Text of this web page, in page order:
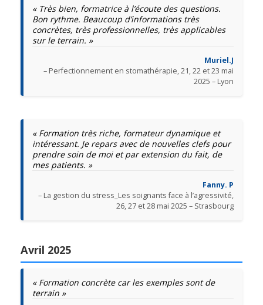
« Très bien, formatrice à l’écoute des questions.
Bon rythme. Beaucoup d’informations très
concrètes, très professionnelles, très applicables
sur le terrain. »
Muriel.J
– Perfectionnement en stomathérapie, 21, 22 et 23 mai
2025 – Lyon
« Formation très riche, formateur dynamique et
intéressant. Je repars avec de nouvelles clefs pour
prendre soin de moi et par extension du fait, de
mes patients. »
Fanny. P
– La gestion du stress_Les soignants face à l’agressivité,
26, 27 et 28 mai 2025 – Strasbourg
Avril 2025
« Formation concrète car les exemples sont de
terrain »